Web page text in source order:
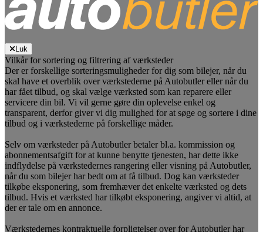
Luk
Vilkår for sortering og filtrering af værksteder
Der er forskellige sorteringsmuligheder for dig som bilejer, når du
skal have et overblik over værkstederne på Autobutler eller når du
har fået tilbud, og skal vælge værksted som kan reparere eller
servicere din bil. Vi vil gerne gøre din oplevelse enkel og
transparent, derfor giver vi dig mulighed for at søge og sortere i dine
tilbud og i værkstederne på forskellige måder.
Selv om værksteder på Autobutler betaler bl.a. kommission og
abonnementsafgift for at kunne benytte tjenesten, har dette ikke
indflydelse på værkstedernes rangering eller visning på Autobutler,
når du som bilejer har bedt om at få tilbud. Dog kan værksteder
tilkøbe eksponering, som fremhæver det enkelte værksted og dets
tilbud. Hvis et værksted har tilkøbt eksponering, angiver vi altid, at
der er tale om en annonce.
Værkstedernes kontraktuelle forpligtelser over for Autobutler har